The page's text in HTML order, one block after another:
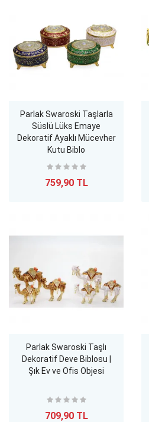
Parlak Swaroski Taşlarla
Süslü Lüks Emaye
Dekoratif Ayaklı Mücevher
Kutu Biblo
759,90 TL
Parlak Swaroski Taşlı
Dekoratif Deve Biblosu |
Şık Ev ve Ofis Objesi
709,90 TL